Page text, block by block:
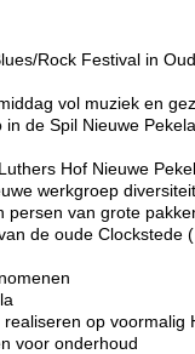
Rock Festival in
vol muziek en
de Spil Nieuwe Pekela
Hof Nieuwe
werkgroep
persen van grote
de oude Clockstede
op voormalig
voor onderhoud